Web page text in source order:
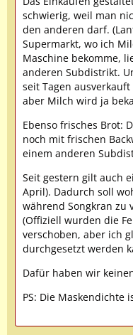
schwierig, weil man
den anderen darf.
Supermarkt, wo ich
Maschine bekomme,
anderen Subdistrikt.
seit Tagen
aber Milch wird ja
Ebenso frisches Brot:
noch mit frischen
einem anderen
Seit gestern gilt auch
April). Dadurch soll
während Songkran zu
(Offiziell wurden die
verschoben, aber ich
durchgesetzt werden
Dafür haben wir
PS: Die Maskendichte